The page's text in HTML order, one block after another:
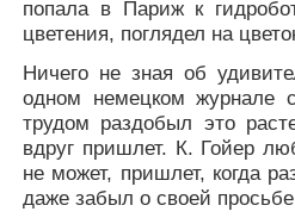
попала в Париж к
цветения, поглядел на
Ничего не зная об
одном немецком журнале
трудом раздобыл это
вдруг пришлет. К. Гойер
не может, пришлет, когда
даже забыл о своей